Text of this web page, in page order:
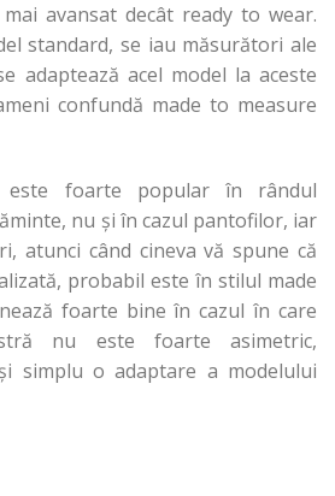
avansat decât ready to wear.
standard, se iau măsurători ale
adaptează acel model la aceste
confundă made to measure
este foarte popular în rândul
nu și în cazul pantofilor, iar
atunci când cineva vă spune că
probabil este în stilul made
foarte bine în cazul în care
nu este foarte asimetric,
simplu o adaptare a modelului